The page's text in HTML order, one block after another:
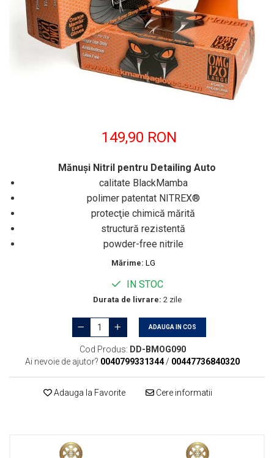
149,90 RON
Mănuşi Nitril pentru Detailing Auto
calitate BlackMamba
polimer patentat NITREX®
protecţie chimică mărită
structură rezistentă
powder-free nitrile
​​​​​​​Mărime: LG
IN STOC
Durata de livrare: 2 zile
ADAUGA IN COS
Cod Produs: DD-BMOG090
Ai nevoie de ajutor? 0040799331344 / 00447736840320
Adauga la Favorite Cere informatii